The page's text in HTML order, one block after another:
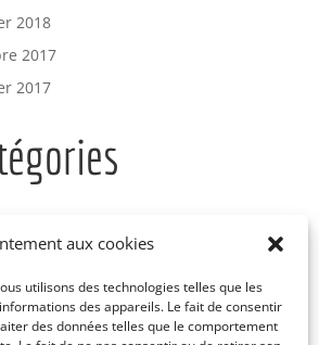
aux cookies
utilisons des technologies telles que les
des appareils. Le fait de consentir
des données telles que le comportement
2018
2017
2017